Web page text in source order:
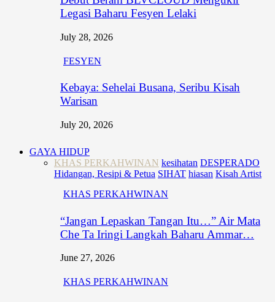
Legasi Baharu Fesyen Lelaki
July 28, 2026
FESYEN
Kebaya: Sehelai Busana, Seribu Kisah
Warisan
July 20, 2026
GAYA HIDUP
KHAS PERKAHWINAN kesihatan DESPERADO
Hidangan, Resipi & Petua SIHAT hiasan Kisah Artist
KHAS PERKAHWINAN
“Jangan Lepaskan Tangan Itu…” Air Mata
Che Ta Iringi Langkah Baharu Ammar…
June 27, 2026
KHAS PERKAHWINAN